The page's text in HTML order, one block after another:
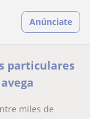
Anúnciate
particulares
miles de